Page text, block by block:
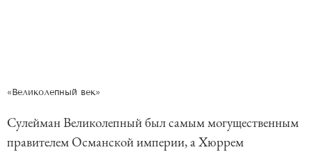
«Великолепный век»
Сулейман Великолепный был самым могущественным
правителем Османской империи, а Хюррем